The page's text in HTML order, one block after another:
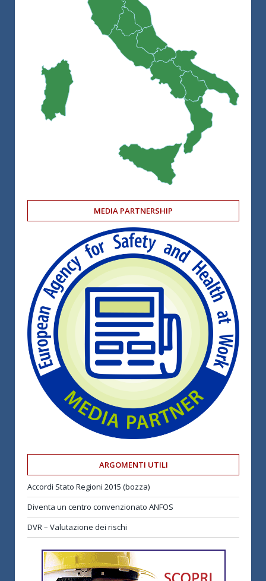
MEDIA PARTNERSHIP
ARGOMENTI UTILI
Accordi Stato Regioni 2015 (bozza)
Diventa un centro convenzionato ANFOS
DVR – Valutazione dei rischi